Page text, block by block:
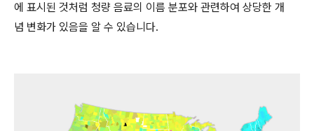
에 표시된 것처럼 청량 음료의 이름 분포와 관련하여 상당한 개
념 변화가 있음을 알 수 있습니다.